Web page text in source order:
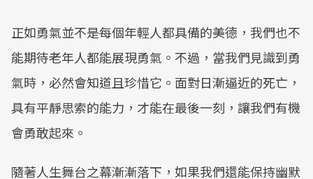
正如勇氣並不是每個年輕人都具備的美德，我們也不
能期待老年人都能展現勇氣。不過，當我們見識到勇
氣時，必然會知道且珍惜它。面對日漸逼近的死亡，
具有平靜思索的能力，才能在最後一刻，讓我們有機
會勇敢起來。
隨著人生舞台之幕漸漸落下，如果我們還能保持幽默